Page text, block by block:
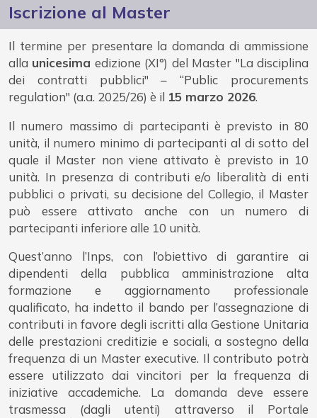
Iscrizione al Master
Il termine per presentare la domanda di ammissione
alla unicesima edizione (XI°) del Master "La disciplina
dei contratti pubblici" – “Public procurements
regulation" (a.a. 2025/26) è il 15 marzo 2026.
Il numero massimo di partecipanti è previsto in 80
unità, il numero minimo di partecipanti al di sotto del
quale il Master non viene attivato è previsto in 10
unità. In presenza di contributi e/o liberalità di enti
pubblici o privati, su decisione del Collegio, il Master
può essere attivato anche con un numero di
partecipanti inferiore alle 10 unità.
Quest’anno l’Inps, con l’obiettivo di garantire ai
dipendenti della pubblica amministrazione alta
formazione e aggiornamento professionale
qualificato, ha indetto il bando per l’assegnazione di
contributi in favore degli iscritti alla Gestione Unitaria
delle prestazioni creditizie e sociali, a sostegno della
frequenza di un Master executive. Il contributo potrà
essere utilizzato dai vincitori per la frequenza di
iniziative accademiche. La domanda deve essere
trasmessa (dagli utenti) attraverso il Portale